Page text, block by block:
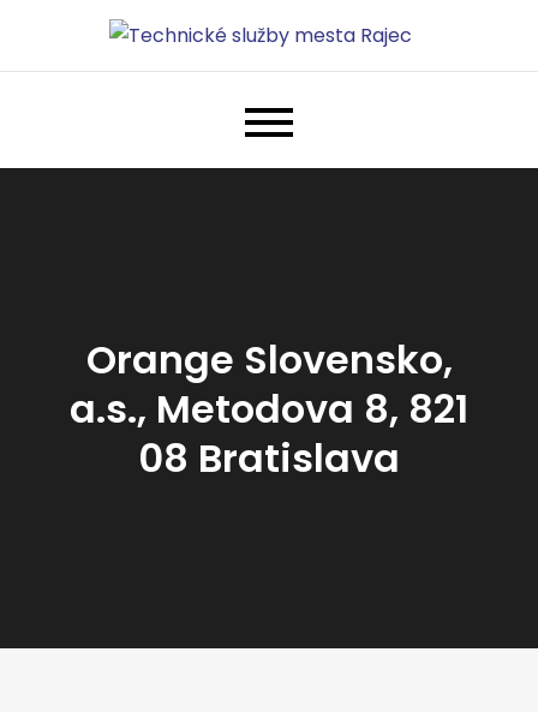
Technické služby mesta Rajec
Len ďalšia WordPress stránka
Orange Slovensko,
a.s., Metodova 8, 821
08 Bratislava